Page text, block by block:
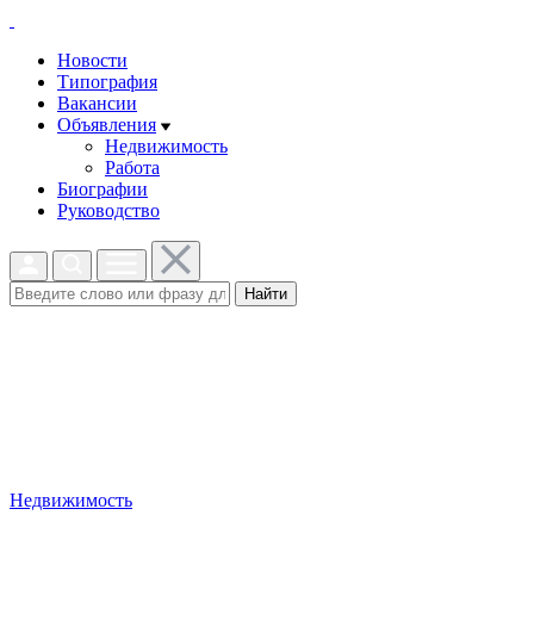
Новости
Типография
Вакансии
Объявления
Недвижимость
Работа
Биографии
Руководство
Найти
Недвижимость